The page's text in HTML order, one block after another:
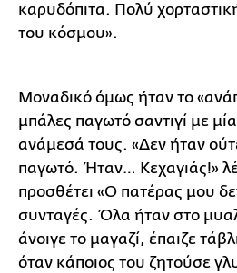
καρυδόπιτα. Πολύ
του κόσμου».
Μοναδικό όμως ήταν το
μπάλες παγωτό σαντιγί με
ανάμεσά τους. «Δεν ήταν
παγωτό. Ήταν… Κεχαγιάς!»
προσθέτει «Ο πατέρας μου
συνταγές. Όλα ήταν στο
άνοιγε το μαγαζί, έπαιζε
όταν κάποιος του ζητούσε